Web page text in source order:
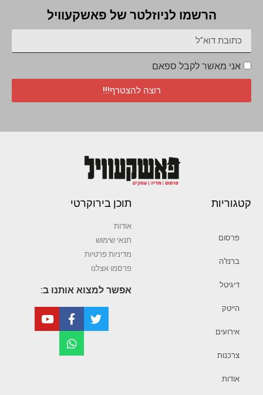
הרשמו לניוזלטר של פאשקעוויל
אני מאשר לקבל ספאם
רוצה להצטרף!!!
קטגוריות
פרסום
ברנז’ה
דיגיטל
הייטק
אירועים
צרכנות
אודות
תוכן בירוקרטי
אודות
תנאי שימוש
מדיניות פרטיות
פרסמו אצלנו
אפשר למצוא אותנו ב: